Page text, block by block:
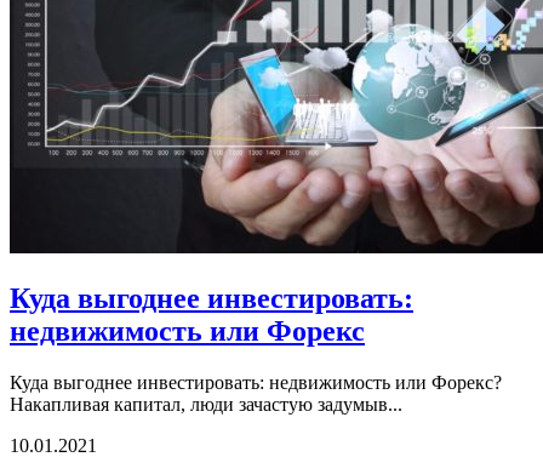
Куда выгоднее инвестировать:
недвижимость или Форекс
Куда выгоднее инвестировать: недвижимость или Форекс?
Накапливая капитал, люди зачастую задумыв...
10.01.2021